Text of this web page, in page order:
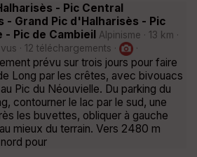
- Pic Central
- Grand Pic d'Halharisès - Pic
- Pic de Cambieil Alpinisme · 13 km ·
· 12 téléchargements ·
·
prévu sur trois jours pour faire
Long par les crêtes, avec bivouacs
Pic du Néouvielle. Du parking du
contourner le lac par le sud, une
les buvettes, obliquer à gauche
mieux du terrain. Vers 2480 m
nord pour